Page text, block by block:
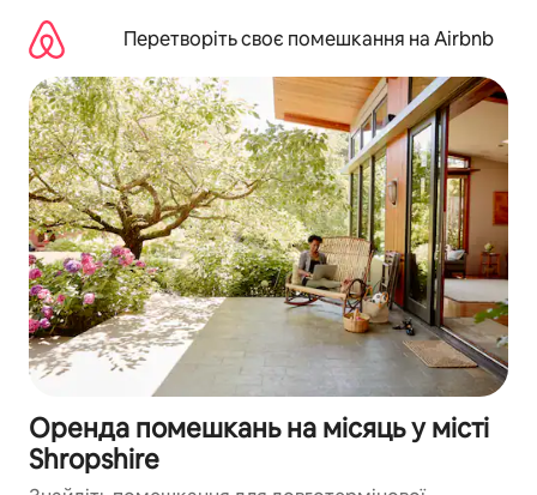
вмісту
Перетворіть своє помешкання на Airbnb
Оренда помешкань на місяць у місті
Shropshire